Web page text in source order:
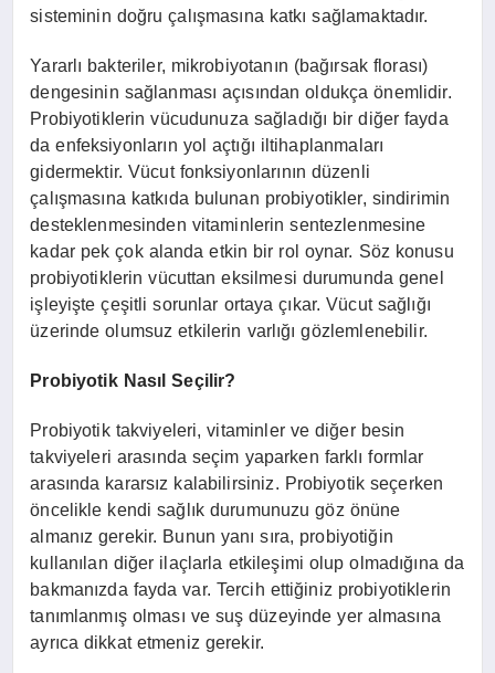
sisteminin doğru çalışmasına katkı sağlamaktadır.
Yararlı bakteriler, mikrobiyotanın (bağırsak florası)
dengesinin sağlanması açısından oldukça önemlidir.
Probiyotiklerin vücudunuza sağladığı bir diğer fayda
da enfeksiyonların yol açtığı iltihaplanmaları
gidermektir. Vücut fonksiyonlarının düzenli
çalışmasına katkıda bulunan probiyotikler, sindirimin
desteklenmesinden vitaminlerin sentezlenmesine
kadar pek çok alanda etkin bir rol oynar. Söz konusu
probiyotiklerin vücuttan eksilmesi durumunda genel
işleyişte çeşitli sorunlar ortaya çıkar. Vücut sağlığı
üzerinde olumsuz etkilerin varlığı gözlemlenebilir.
Probiyotik Nasıl Seçilir?
Probiyotik takviyeleri, vitaminler ve diğer besin
takviyeleri arasında seçim yaparken farklı formlar
arasında kararsız kalabilirsiniz. Probiyotik seçerken
öncelikle kendi sağlık durumunuzu göz önüne
almanız gerekir. Bunun yanı sıra, probiyotiğin
kullanılan diğer ilaçlarla etkileşimi olup olmadığına da
bakmanızda fayda var. Tercih ettiğiniz probiyotiklerin
tanımlanmış olması ve suş düzeyinde yer almasına
ayrıca dikkat etmeniz gerekir.